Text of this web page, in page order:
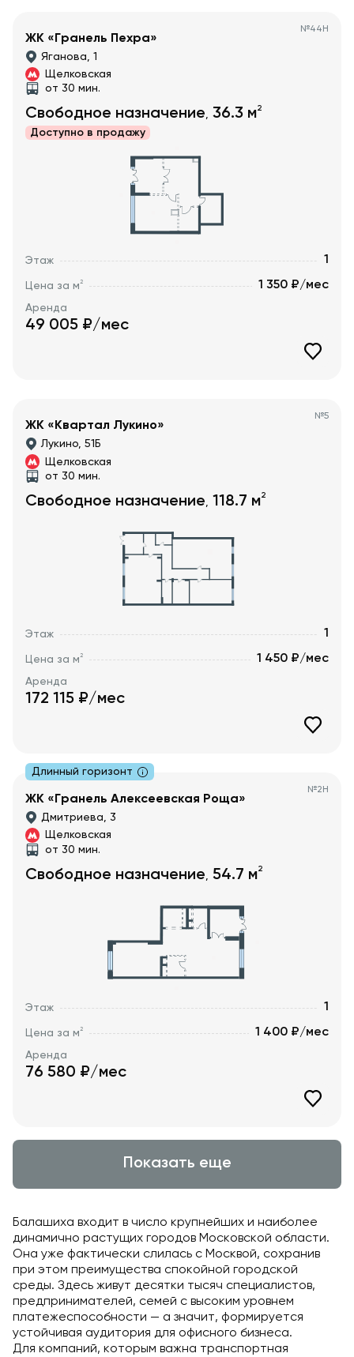
№44Н
ЖК «Гранель Пехра»
Яганова, 1
Щелковская
от 30 мин.
Свободное назначение, 36.3 м2
Доступно в продажу
Этаж 1
Цена за м2 1 350 ₽/мес
Аренда
49 005 ₽/мес
№5
ЖК «Квартал Лукино»
Лукино, 51Б
Щелковская
от 30 мин.
Свободное назначение, 118.7 м2
Этаж 1
Цена за м2 1 450 ₽/мес
Аренда
172 115 ₽/мес
Длинный горизонт
№2Н
ЖК «Гранель Алексеевская Роща»
Дмитриева, 3
Щелковская
от 30 мин.
Свободное назначение, 54.7 м2
Этаж 1
Цена за м2 1 400 ₽/мес
Аренда
76 580 ₽/мес
Показать еще
Балашиха входит в число крупнейших и наиболее
динамично растущих городов Московской области.
Она уже фактически слилась с Москвой, сохранив
при этом преимущества спокойной городской
среды. Здесь живут десятки тысяч специалистов,
предпринимателей, семей с высоким уровнем
платежеспособности — а значит, формируется
устойчивая аудитория для офисного бизнеса.
Для компаний, которым важна транспортная